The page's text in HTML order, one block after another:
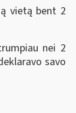
vietą bent 2
nei 2
savo